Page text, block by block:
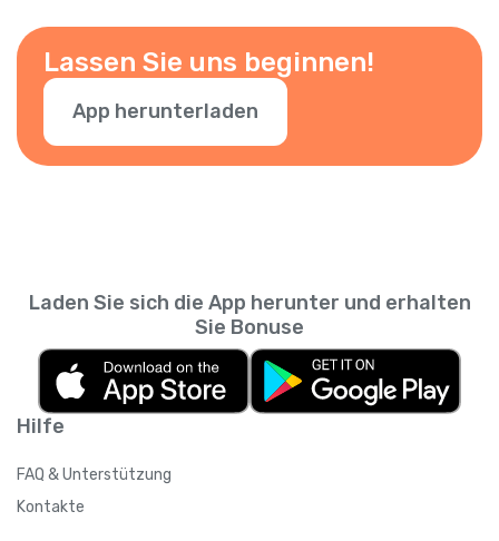
Lassen Sie uns beginnen!
App herunterladen
Hilfe
FAQ & Unterstützung
Kontakte
Laden Sie sich die App herunter und erhalten
Sie Bonuse